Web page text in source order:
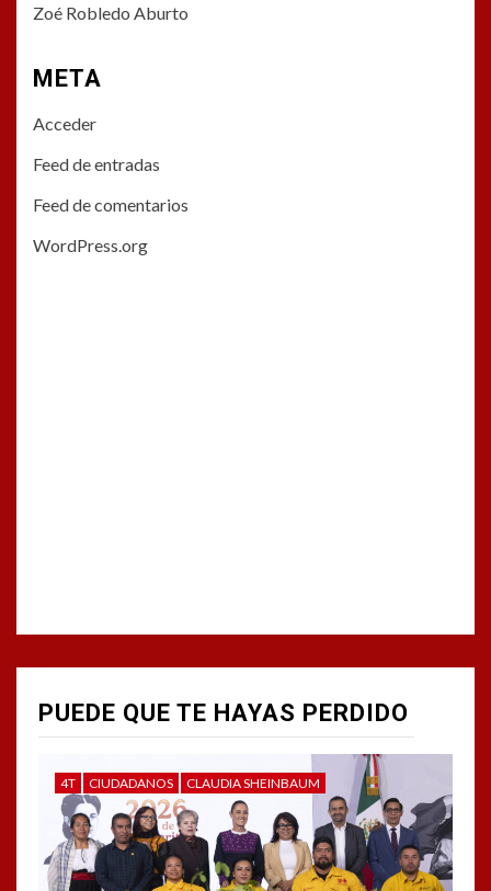
Zoé Robledo Aburto
META
Acceder
Feed de entradas
Feed de comentarios
WordPress.org
PUEDE QUE TE HAYAS PERDIDO
4T CIUDADANOS CLAUDIA SHEINBAUM